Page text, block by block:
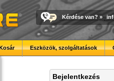
Kérdése van? »
Eszközök, szolgáltatások
Bejelentkezés